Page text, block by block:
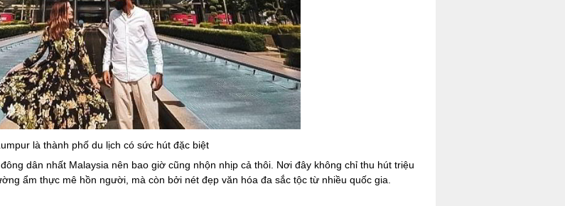
là thành phố du lịch có sức hút đặc biệt
dân nhất Malaysia nên bao giờ cũng nhộn nhịp cả thôi. Nơi đây không chỉ thu hút triệu
ẩm thực mê hồn người, mà còn bởi nét đẹp văn hóa đa sắc tộc từ nhiều quốc gia.